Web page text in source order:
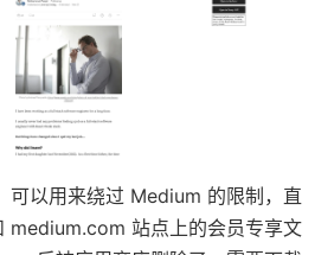
可以用来绕过 Medium 的限制，直
medium.com 站点上的会员专享文